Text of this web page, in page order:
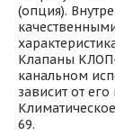
(опция).
Клапаны
канальном
зависит от
69.